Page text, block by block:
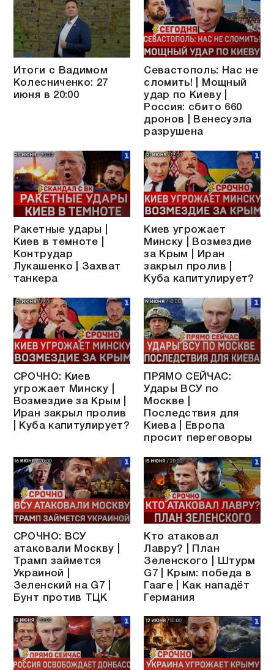
Итоги с Вадимом
Колесниченко: 27
июня в 20:00
Севастополь: Нас не
сломить! | Мощный
удар по Киеву |
Россия: сбито 660
дронов | Венесуэла
разрушена
Ракетные удары |
Киев в темноте |
Контрудар
Лукашенко | Захват
танкера
Киев угрожает
Минску | Возмездие
за Крым | Иран
закрыл пролив |
Куба капитулирует?
СРОЧНО: Киев
угрожает Минску |
Возмездие за Крым |
Иран закрыл пролив
| Куба капитулирует?
ПРЯМО СЕЙЧАС:
Удары ВСУ по
Москве |
Последствия для
Киева | Европа
просит переговоры
СРОЧНО: ВСУ
атаковали Москву |
Трамп займется
Украиной |
Зеленский на G7 |
Бунт против ТЦК
Кто атаковал
Лавру? | План
Зеленского | Штурм
G7 | Крым: победа в
Гааге | Как нападёт
Германия